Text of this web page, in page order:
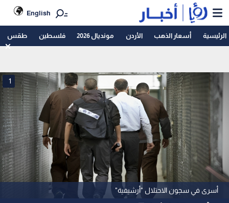
English
الرئيسية أسعار الذهب الأردن مونديال 2026 فلسطين طقس
أسرى في سجون الاحتلال "أرشيفية"
1